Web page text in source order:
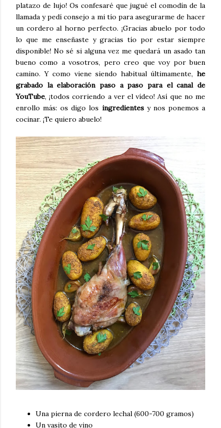
platazo de lujo! Os confesaré que jugué el comodín de la
llamada y pedí consejo a mi tío para asegurarme de hacer
un cordero al horno perfecto. ¡Gracias abuelo por todo
lo que me enseñaste y gracias tío por estar siempre
disponible! No sé si alguna vez me quedará un asado tan
bueno como a vosotros, pero creo que voy por buen
camino. Y como viene siendo habitual últimamente, he
grabado la elaboración paso a paso para el canal de
YouTube, ¡todos corriendo a ver el vídeo! Así que no me
enrollo más: os digo los ingredientesy nos ponemos a
cocinar. ¡Te quiero abuelo!
Una pierna de cordero lechal (600-700 gramos)
Un vasito de vino